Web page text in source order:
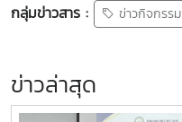
กลุ่มข่าวสาร : ข่าวกิจกรรม
ข่าวล่าสุด